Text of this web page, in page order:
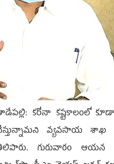
కరోనా కష్టకాలంలో
వ్యవసాయ శాఖ
గురువారం